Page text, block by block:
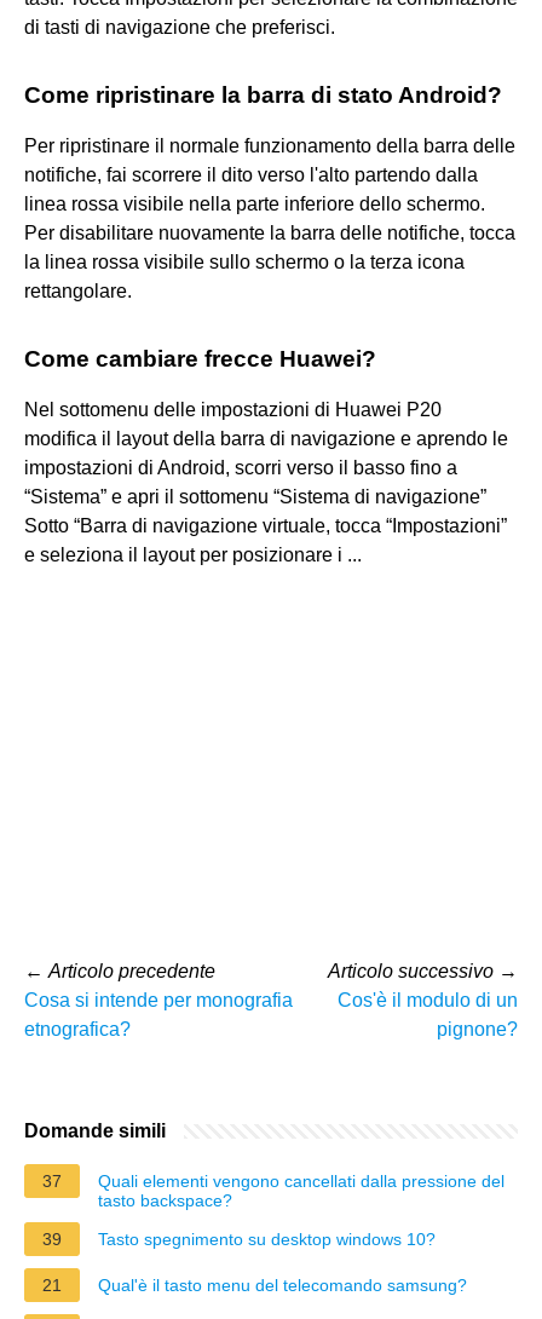
di tasti di navigazione che preferisci.
Come ripristinare la barra di stato Android?
Per ripristinare il normale funzionamento della barra delle
notifiche, fai scorrere il dito verso l'alto partendo dalla
linea rossa visibile nella parte inferiore dello schermo.
Per disabilitare nuovamente la barra delle notifiche, tocca
la linea rossa visibile sullo schermo o la terza icona
rettangolare.
Come cambiare frecce Huawei?
Nel sottomenu delle impostazioni di Huawei P20
modifica il layout della barra di navigazione e aprendo le
impostazioni di Android, scorri verso il basso fino a
“Sistema” e apri il sottomenu “Sistema di navigazione”
Sotto “Barra di navigazione virtuale, tocca “Impostazioni”
e seleziona il layout per posizionare i ...
← Articolo precedente
Cosa si intende per monografia
etnografica?
Articolo successivo →
Cos'è il modulo di un
pignone?
Domande simili
37
Quali elementi vengono cancellati dalla pressione del
tasto backspace?
39
Tasto spegnimento su desktop windows 10?
21 Qual'è il tasto menu del telecomando samsung?